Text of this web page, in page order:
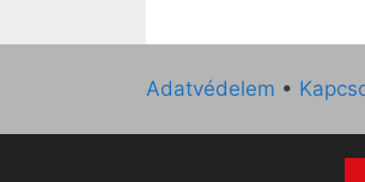
Adatvédelem •